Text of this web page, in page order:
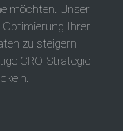
möchten. Unser
Optimierung Ihrer
zu steigern
CRO-Strategie